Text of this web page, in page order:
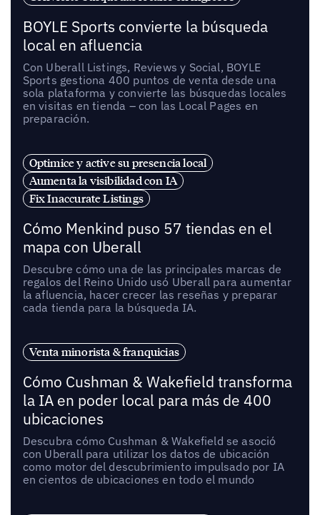
BOYLE Sports convierte la búsqueda
local en afluencia
Con Uberall Listings, Reviews y Social, BOYLE
Sports gestiona 400 puntos de venta desde una
sola plataforma y convierte las búsquedas locales
en visitas en tienda – con las Local Pages en
preparación.
Optimice y active su presencia local
Aumenta la visibilidad con IA
Fix Inaccurate Listings
Cómo Menkind puso 57 tiendas en el
mapa con Uberall
Descubre cómo una de las principales marcas de
regalos del Reino Unido usó Uberall para aumentar
la afluencia, hacer crecer las reseñas y preparar
cada tienda para la búsqueda IA.
Venta minorista & franquicias
Cómo Cushman & Wakefield transforma
la IA en poder local para más de 400
ubicaciones
Descubra cómo Cushman & Wakefield se asoció
con Uberall para utilizar los datos de ubicación
como motor del descubrimiento impulsado por IA
en cientos de ubicaciones en todo el mundo